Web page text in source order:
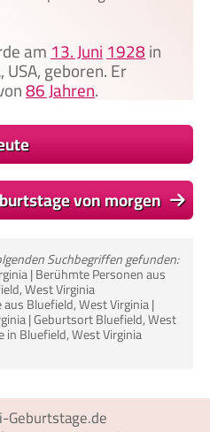
am13. Juni1928in
, USA, geboren. Er
86 Jahren.
von morgen
Suchbegriffen gefunden:
| Berühmte Personen aus
West Virginia
Bluefield, West Virginia |
| Geburtsort Bluefield, West
in Bluefield, West Virginia
Geburtstage.de